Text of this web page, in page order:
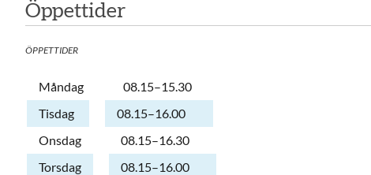
Öppettider
ÖPPETTIDER
Dag
Öppettider
Kommentarer
Måndag
08.15–15.30
Tisdag
08.15–16.00
Onsdag
08.15–16.30
Torsdag
08.15–16.00